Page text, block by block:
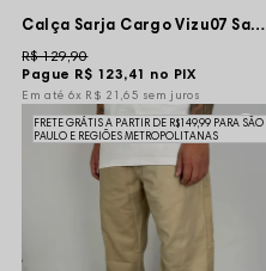
Calça Sarja Cargo Vizu07 Same Side New Street - Preta
Pague R$ 123,41 no PIX
R$ 129,90
6x R$ 21,65 sem juros
FRETE GRÁTIS A PARTIR DE R$149,99 PARA SÃO
PAULO E REGIÕES METROPOLITANAS